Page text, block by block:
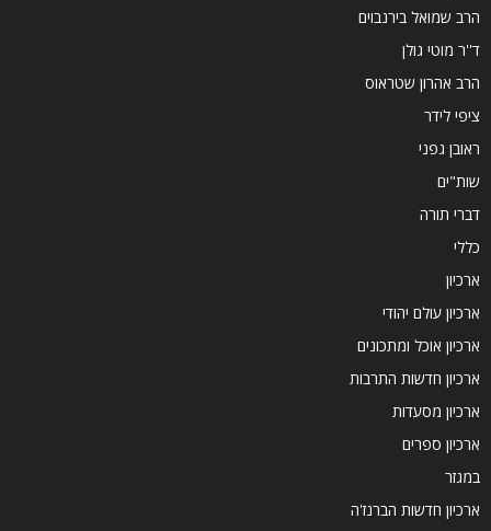
הרב שמואל בירנבוים
ד''ר מוטי גולן
הרב אהרון שטראוס
ציפי לידר
ראובן גפני
שות"ים
דברי תורה
כללי
ארכיון
ארכיון עולם יהודי
ארכיון אוכל ומתכונים
ארכיון חדשות התרבות
ארכיון מסעדות
ארכיון ספרים
במגזר
ארכיון חדשות הברנז'ה